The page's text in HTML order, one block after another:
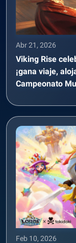
Abr 21, 2026
Viking Rise
¡gana viaje,
Campeonato
Feb 10, 2026